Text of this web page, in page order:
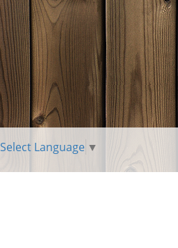
Select Language ▼